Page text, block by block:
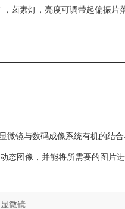
，卤素灯，亮度可调带起偏振片
微镜与数码成像系统有机的结
态图像，并能将所需要的图片